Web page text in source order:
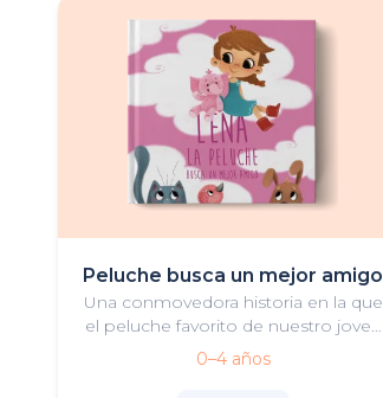
Peluche busca un mejor amigo
Una conmovedora historia en la que
el peluche favorito de nuestro joven
lector encuentra a su mejor amigo.
0–4 años